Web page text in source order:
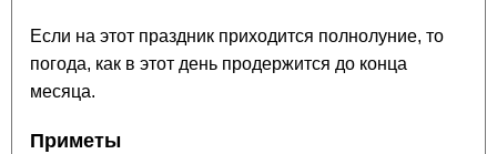
Если на этот праздник приходится полнолуние, то
погода, как в этот день продержится до конца
месяца.
Приметы